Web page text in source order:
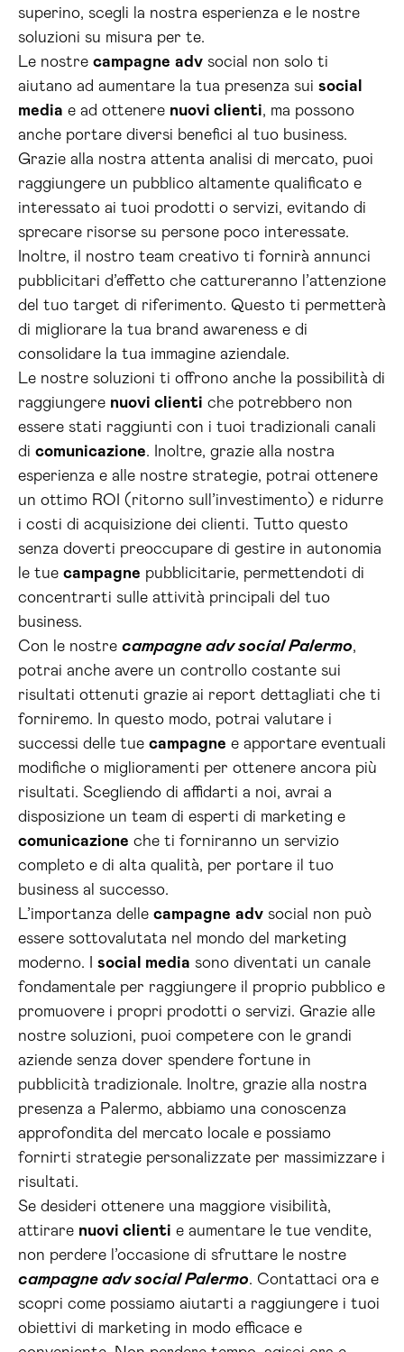
superino, scegli la nostra esperienza e le nostre
soluzioni su misura per te.
Le nostre campagne adv social non solo ti
aiutano ad aumentare la tua presenza sui social
media e ad ottenere nuovi clienti, ma possono
anche portare diversi benefici al tuo business.
Grazie alla nostra attenta analisi di mercato, puoi
raggiungere un pubblico altamente qualificato e
interessato ai tuoi prodotti o servizi, evitando di
sprecare risorse su persone poco interessate.
Inoltre, il nostro team creativo ti fornirà annunci
pubblicitari d’effetto che cattureranno l’attenzione
del tuo target di riferimento. Questo ti permetterà
di migliorare la tua brand awareness e di
consolidare la tua immagine aziendale.
Le nostre soluzioni ti offrono anche la possibilità di
raggiungere nuovi clienti che potrebbero non
essere stati raggiunti con i tuoi tradizionali canali
di comunicazione. Inoltre, grazie alla nostra
esperienza e alle nostre strategie, potrai ottenere
un ottimo ROI (ritorno sull’investimento) e ridurre
i costi di acquisizione dei clienti. Tutto questo
senza doverti preoccupare di gestire in autonomia
le tue campagne pubblicitarie, permettendoti di
concentrarti sulle attività principali del tuo
business.
Con le nostre campagne adv social Palermo,
potrai anche avere un controllo costante sui
risultati ottenuti grazie ai report dettagliati che ti
forniremo. In questo modo, potrai valutare i
successi delle tue campagne e apportare eventuali
modifiche o miglioramenti per ottenere ancora più
risultati. Scegliendo di affidarti a noi, avrai a
disposizione un team di esperti di marketing e
comunicazione che ti forniranno un servizio
completo e di alta qualità, per portare il tuo
business al successo.
L’importanza delle campagne adv social non può
essere sottovalutata nel mondo del marketing
moderno. I social media sono diventati un canale
fondamentale per raggiungere il proprio pubblico e
promuovere i propri prodotti o servizi. Grazie alle
nostre soluzioni, puoi competere con le grandi
aziende senza dover spendere fortune in
pubblicità tradizionale. Inoltre, grazie alla nostra
presenza a Palermo, abbiamo una conoscenza
approfondita del mercato locale e possiamo
fornirti strategie personalizzate per massimizzare i
risultati.
Se desideri ottenere una maggiore visibilità,
attirare nuovi clienti e aumentare le tue vendite,
non perdere l’occasione di sfruttare le nostre
campagne adv social Palermo. Contattaci ora e
scopri come possiamo aiutarti a raggiungere i tuoi
obiettivi di marketing in modo efficace e